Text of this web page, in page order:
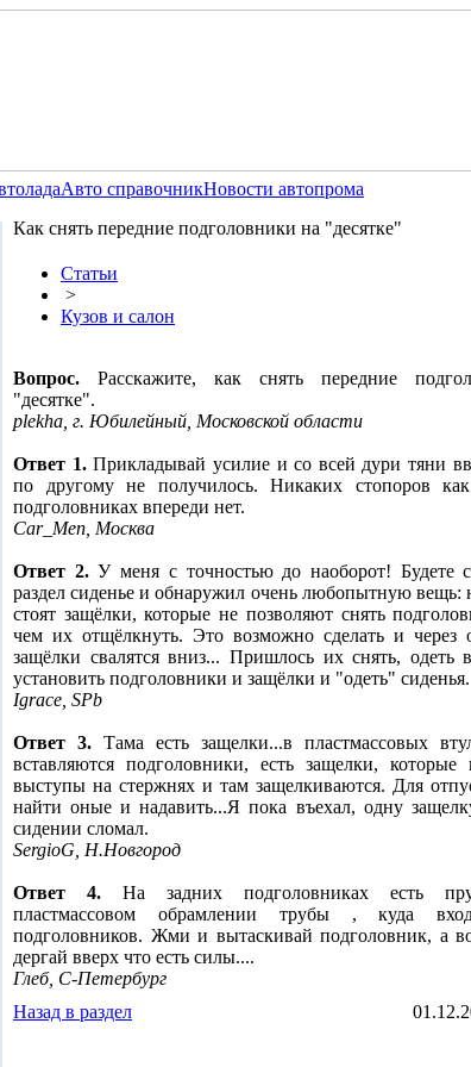
Авто справочникНовости автопрома
Как снять передние подголовники на "десятке"
Статьи
>
Кузов и салон
Вопрос. Расскажите, как снять передние
"десятке".
plekha, г. Юбилейный, Московской области
Ответ 1.Прикладывай усилие и со всей дури тяни
по другому не получилось. Никаких стопоров
подголовниках впереди нет.
Car_Men, Москва
Ответ 2.У меня с точностью до наоборот! Будете
раздел сиденье и обнаружил очень любопытную
стоят защёлки, которые не позволяют снять
чем их отщёлкнуть. Это возможно сделать и через
защёлки свалятся вниз... Пришлось их снять, одеть
установить подголовники и защёлки и "одеть" сиденья.
Igrace, SPb
Ответ 3. Тама есть защелки...в пластмассовых
вставляются подголовники, есть защелки,
выступы на стержнях и там защелкиваются. Для
найти оные и надавить...Я пока въехал, одну
сидении сломал.
SergioG, Н.Новгород
Ответ 4. На задних подголовниках есть
пластмассовом обрамлении трубы , куда
подголовников. Жми и вытаскивай подголовник, а
дергай вверх что есть силы....
Глеб, С-Петербург
Назад в раздел